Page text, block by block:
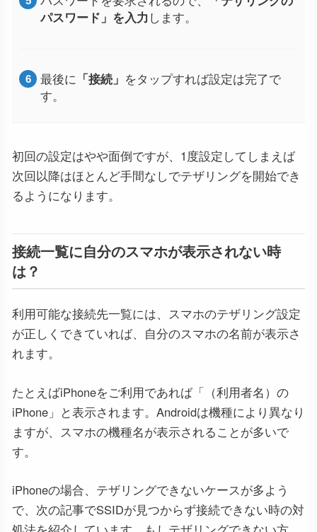
パスワード」を入力 します。
最後に 「接続」 をタップすれば設定は完了で
す。
初回の設定はやや面倒ですが、1度設定してしまえば
次回以降はほとんど手間なしでテザリングを開始でき
るようになります。
接続一覧に自分のスマホが表示されない時
は？
利用可能な接続先一覧には、スマホのテザリング設定
が正しくできていれば、自分のスマホの名前が表示さ
れます。
たとえばiPhoneをご利用であれば「（利用者名）の
iPhone」と表示されます。Androidは機種により異なり
ますが、スマホの機種名が表示されることが多いで
す。
iPhoneの場合、テザリングできないケースが多よう
で、次の記事でSSIDが見つからず接続できない時の対